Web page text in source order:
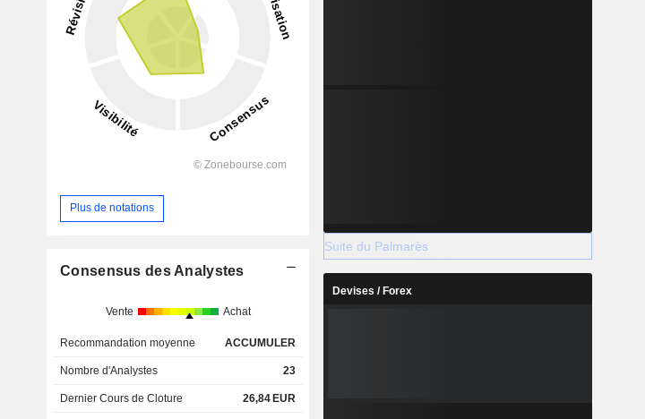
Plus de notations
Consensus des Analystes
Vente Achat
Recommandation moyenne ACCUMULER
Nombre d'Analystes 23
Dernier Cours de Cloture 26,84 EUR
Suite du Palmarès
Devises / Forex